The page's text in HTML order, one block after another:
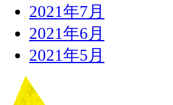
2021年7月
2021年6月
2021年5月